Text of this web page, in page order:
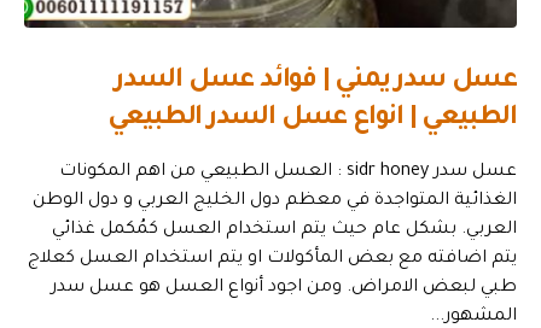
عسل سدر يمني | فوائد عسل السدر
الطبيعي | انواع عسل السدر الطبيعي
عسل سدر sidr honey : العسل الطبيعي من اهم المكونات
الغذائية المتواجدة في معظم دول الخليج العربي و دول الوطن
العربي. بشكل عام حيث يتم استخدام العسل كمُكمل غذائي
يتم اضافته مع بعض المأكولات او يتم استخدام العسل كعلاج
طبي لبعض الامراض. ومن اجود أنواع العسل هو عسل سدر
المشهور...